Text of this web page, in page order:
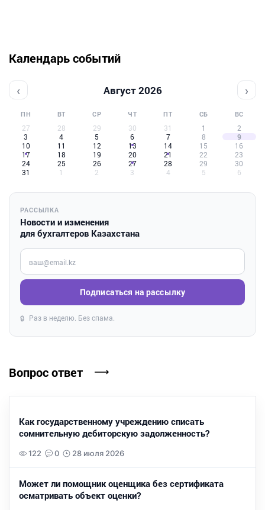
Календарь событий
‹ Август 2026 ›
ПН ВТ СР ЧТ ПТ СБ ВС
27 28 29 30 31 1
2
3
4 5 6 7 8
9
10
11 12 13 14 15
16
17
18 19 20 21 22
23
24
25 26 27 28 29
30
31
1 2 3 4 5 6
РАССЫЛКА
Новости и изменения
для бухгалтеров Казахстана
Введите ваш e-mail
Подписаться на рассылку
🔒 Раз в неделю. Без спама.
Вопрос ответ
Как государственному учреждению списать
сомнительную дебиторскую задолженность?
122 0 28 июля 2026
Может ли помощник оценщика без сертификата
осматривать объект оценки?